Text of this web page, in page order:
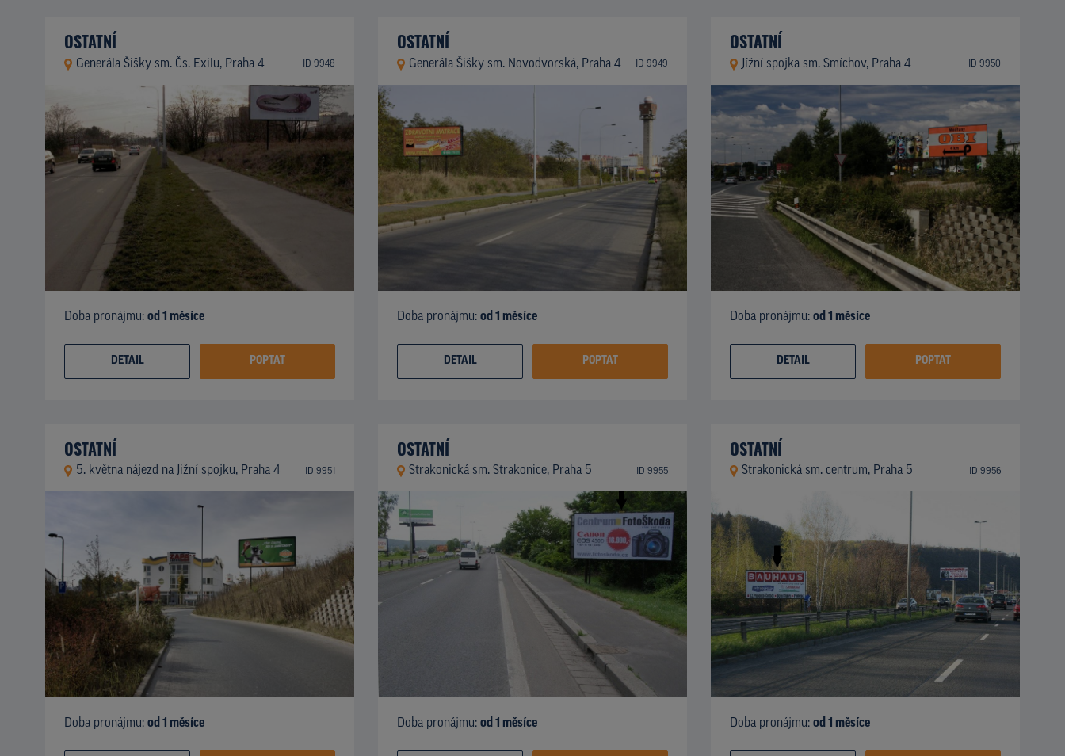
OSTATNÍ
Generála Šišky sm. Čs. Exilu, Praha 4 ID 9948
Doba pronájmu: od 1 měsíce
DETAIL POPTAT
OSTATNÍ
Generála Šišky sm. Novodvorská, Praha 4 ID 9949
Doba pronájmu: od 1 měsíce
DETAIL POPTAT
OSTATNÍ
Jížní spojka sm. Smíchov, Praha 4 ID 9950
Doba pronájmu: od 1 měsíce
DETAIL POPTAT
OSTATNÍ
5. května nájezd na Jižní spojku, Praha 4 ID 9951
Doba pronájmu: od 1 měsíce
OSTATNÍ
Strakonická sm. Strakonice, Praha 5 ID 9955
Doba pronájmu: od 1 měsíce
OSTATNÍ
Strakonická sm. centrum, Praha 5 ID 9956
Doba pronájmu: od 1 měsíce